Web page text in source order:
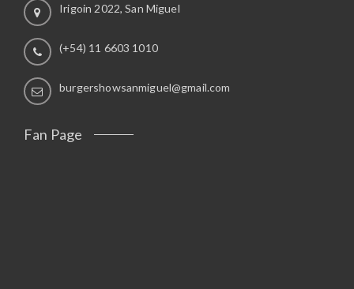
Irigoin 2022, San Miguel
(+54) 11 6603 1010
burgershowsanmiguel@gmail.com
Fan Page